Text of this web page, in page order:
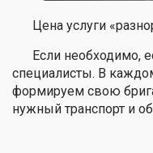
Цена услуги
Если необходимо,
специалисты. В
формируем свою
нужный транспорт и